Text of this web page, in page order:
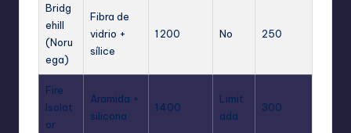
Bridg
ehill
(Noru
ega)
Fibra de
vidrio +
sílice
1 200 No 250
Fire
Isolat
or
Aramida +
silicona
1 400
Limit
ada
300